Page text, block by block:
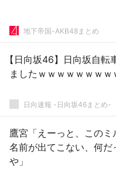
地下帝国-AKB48まとめ
【日向坂46】日向坂自転
ましたｗｗｗｗｗｗｗｗ
日向速報 -日向坂46まとめ-
鷹宮「えーっと、この
名前が出てこない、何
や」